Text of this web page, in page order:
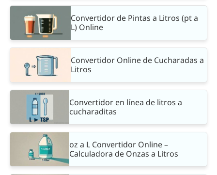
Convertidor de Pintas a Litros (pt a
L) Online
Convertidor Online de Cucharadas a
Litros
Convertidor en línea de litros a
cucharaditas
oz a L Convertidor Online –
Calculadora de Onzas a Litros